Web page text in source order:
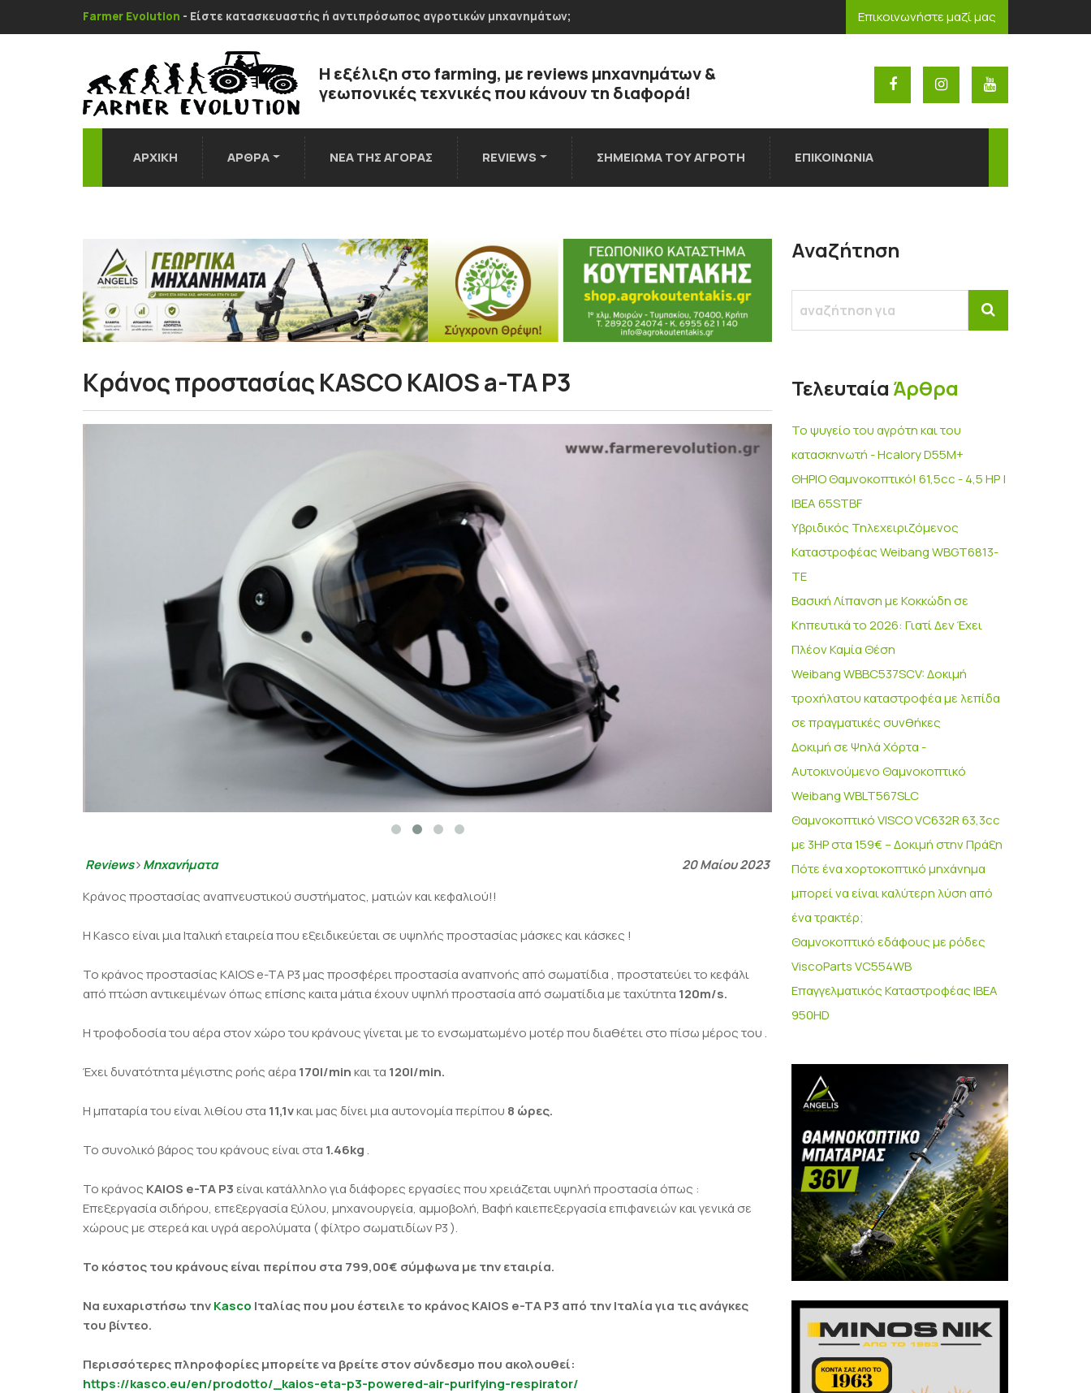
Farmer Evolution - Είστε κατασκευαστής ή αντιπρόσωπος αγροτικών μηχανημάτων; Επικοινωνήστε μαζί μας
Η εξέλιξη στο farming, με reviews μηχανημάτων &
γεωπονικές τεχνικές που κάνουν τη διαφορά!
ΑΡΧΙΚΗ ΑΡΘΡΑ ΝΕΑ ΤΗΣ ΑΓΟΡΑΣ REVIEWS ΣΗΜΕΙΩΜΑ ΤΟΥ ΑΓΡΟΤΗ ΕΠΙΚΟΙΝΩΝΙΑ
Κράνος προστασίας KASCO KAIOS a-TA P3
Reviews Μηχανήματα
20 Μαίου 2023
Κράνος προστασίας αναπνευστικού συστήματος, ματιών και κεφαλιού!!
Η Kasco είναι μια Ιταλική εταιρεία που εξειδικεύεται σε υψηλής προστασίας μάσκες και κάσκες !
Το κράνος προστασίας KAIOS e-TA P3 μας προσφέρει προστασία αναπνοής από σωματίδια , προστατεύει το κεφάλι
από πτώση αντικειμένων όπως επίσης καιτα μάτια έχουν υψηλή προστασία από σωματίδια με ταχύτητα 120m/s.
Η τροφοδοσία του αέρα στον χώρο του κράνους γίνεται με το ενσωματωμένο μοτέρ που διαθέτει στο πίσω μέρος του .
Έχει δυνατότητα μέγιστης ροής αέρα 170l/minκαι τα 120l/min.
Η μπαταρία του είναι λιθίου στα 11,1vκαι μας δίνει μια αυτονομία περίπου 8 ώρες.
Το συνολικό βάρος του κράνους είναι στα 1.46kg.
Το κράνος KAIOS e-TA P3 είναι κατάλληλο για διάφορες εργασίες που χρειάζεται υψηλή προστασία όπως :
Επεξεργασία σιδήρου, επεξεργασία ξύλου, μηχανουργεία, αμμοβολή, Βαφή καιεπεξεργασία επιφανειών και γενικά σε
χώρους με στερεά και υγρά αερολύματα ( φίλτρο σωματιδίων P3 ).
Το κόστος του κράνους είναι περίπου στα 799,00€ σύμφωνα με την εταιρία.
Να ευχαριστήσω τηνKasco Ιταλίας που μου έστειλε το κράνος KAIOS e-TA P3 από την Ιταλία για τις ανάγκες
του βίντεο.
Περισσότερες πληροφορίες μπορείτε να βρείτε στον σύνδεσμο που ακολουθεί:
https://kasco.eu/en/prodotto/_kaios-eta-p3-powered-air-purifying-respirator/
Αναζήτηση
Τελευταία Άρθρα
Το ψυγείο του αγρότη και του
κατασκηνωτή - Hcalory D55M+
ΘΗΡΙΟ Θαμνοκοπτικό! 61,5cc - 4,5 HP |
IBEA 65STBF
Υβριδικός Τηλεχειριζόμενος
Καταστροφέας Weibang WBGT6813-
TE
Βασική Λίπανση με Κοκκώδη σε
Κηπευτικά το 2026: Γιατί Δεν Έχει
Πλέον Καμία Θέση
Weibang WBBC537SCV: Δοκιμή
τροχήλατου καταστροφέα με λεπίδα
σε πραγματικές συνθήκες
Δοκιμή σε Ψηλά Χόρτα -
Αυτοκινούμενο Θαμνοκοπτικό
Weibang WBLT567SLC
Θαμνοκοπτικό VISCO VC632R 63,3cc
με 3HP στα 159€ – Δοκιμή στην Πράξη
Πότε ένα χορτοκοπτικό μηχάνημα
μπορεί να είναι καλύτερη λύση από
ένα τρακτέρ;
Θαμνοκοπτικό εδάφους με ρόδες
ViscoParts VC554WB
Επαγγελματικός Καταστροφέας IBEA
950HD